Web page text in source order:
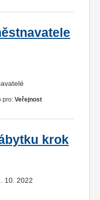
pro: Veřejnost
krok
10. 2022